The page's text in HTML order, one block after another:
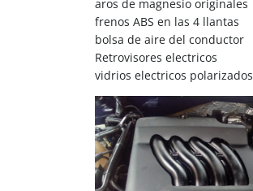
aros de magnesio originales
frenos ABS en las 4 llantas
bolsa de aire del conductor
Retrovisores electricos
vidrios electricos polarizados